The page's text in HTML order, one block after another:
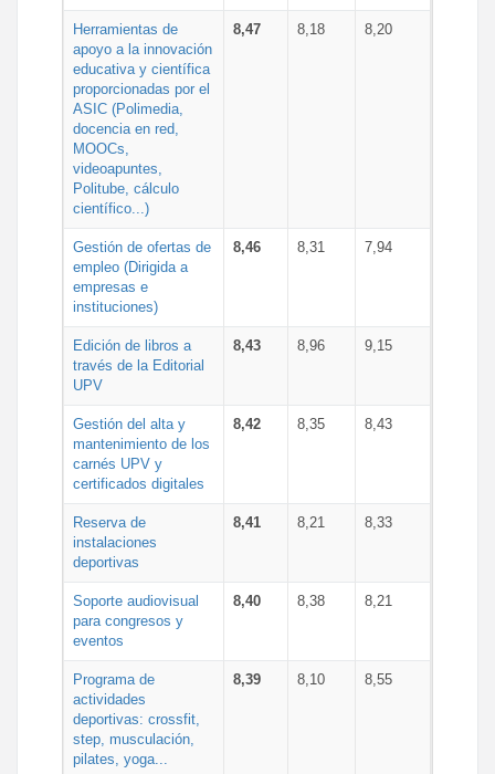
Herramientas de
apoyo a la innovación
educativa y científica
proporcionadas por el
ASIC (Polimedia,
docencia en red,
MOOCs,
videoapuntes,
Politube, cálculo
científico...)
8,47 8,18 8,20
Gestión de ofertas de
empleo (Dirigida a
empresas e
instituciones)
8,46 8,31 7,94
Edición de libros a
través de la Editorial
UPV
8,43 8,96 9,15
Gestión del alta y
mantenimiento de los
carnés UPV y
certificados digitales
8,42 8,35 8,43
Reserva de
instalaciones
deportivas
8,41 8,21 8,33
Soporte audiovisual
para congresos y
eventos
8,40 8,38 8,21
Programa de
actividades
deportivas: crossfit,
step, musculación,
pilates, yoga...
8,39 8,10 8,55